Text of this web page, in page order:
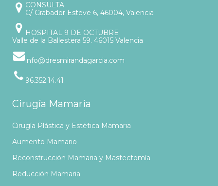
CONSULTA
C/ Grabador Esteve 6, 46004, Valencia
HOSPITAL 9 DE OCTUBRE
Valle de la Ballestera 59. 46015 Valencia
info@dresmirandagarcia.com
96.352.14.41
Cirugía Mamaria
Cirugía Plástica y Estética Mamaria
Aumento Mamario
Reconstrucción Mamaria y Mastectomía
Reducción Mamaria